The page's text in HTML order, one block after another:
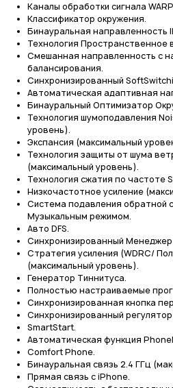
Каналы обработки сигнала WARP
Классификатор окружения.
Бинауральная направленность
Технология Пространственное
Смешанная направленность с
балансирования.
Синхронизированный
Автоматическая адаптивная
Бинауральный Оптимизатор
Технология шумоподавления
уровень).
Экспансия (максимальный
Технология защиты от шума
(максимальный уровень).
Технология сжатия по частоте
Низкочастотное усиление
Система подавления обратной
Музыкальным режимом.
Авто DFS.
Синхронизированный
Стратегия усиления (WDRC/
(максимальный уровень).
Генератор Тиннитуса.
Полностью настраиваемые
Синхронизированная кнопка
Синхронизированный регулятор
SmartStart.
Автоматическая функция
Comfort Phone.
Бинауральная связь 2.4 ГГц
Прямая связь с iPhone.